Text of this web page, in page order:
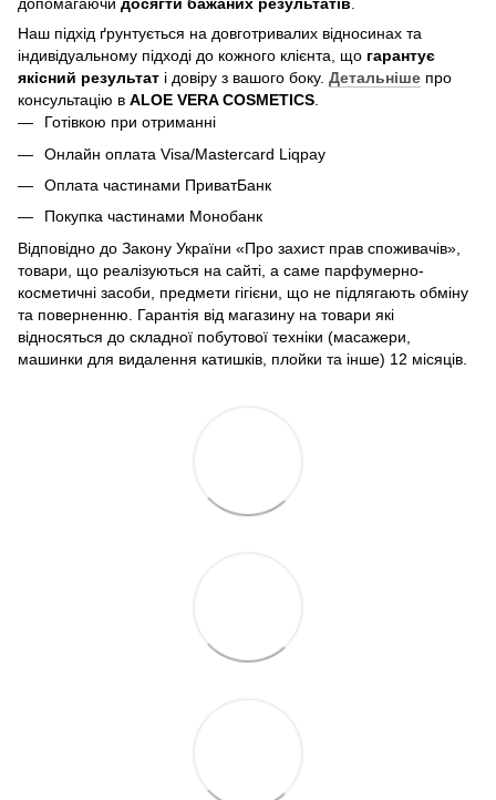
Наш підхід ґрунтується на довготривалих відносинах та
індивідуальному підході до кожного клієнта, що гарантує
якісний результат і довіру з вашого боку. Детальніше про
консультацію в ALOE VERA COSMETICS
Готівкою при отриманні
Онлайн оплата Visa/Mastercard Liqpay
Оплата частинами ПриватБанк
Покупка частинами Монобанк
Відповідно до Закону України «Про захист прав споживачів»,
товари, що реалізуються на сайті, а саме парфумерно-
косметичні засоби, предмети гігієни, що не підлягають обміну
та поверненню. Гарантія від магазину на товари які
відносяться до складної побутової техніки (масажери,
машинки для видалення катишків, плойки та інше) 12 місяців.